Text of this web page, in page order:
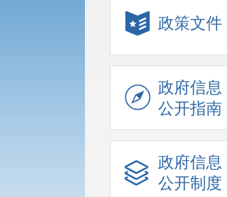
政策文件
政府信息
公开指南
政府信息
公开制度